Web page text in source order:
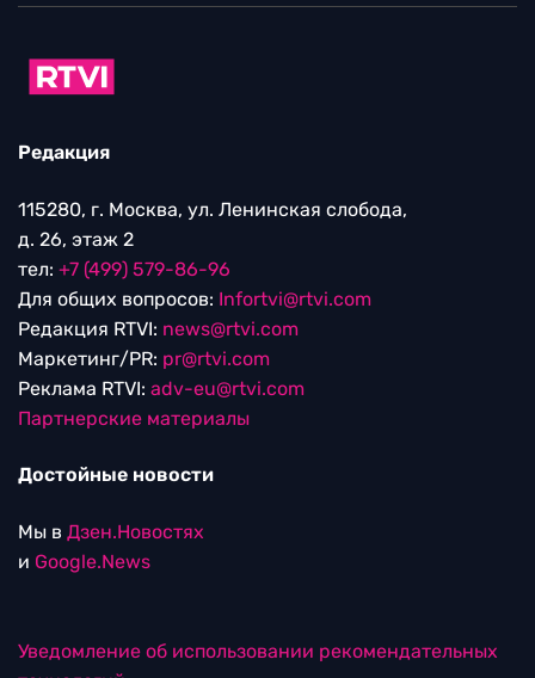
Редакция
115280, г. Москва, ул. Ленинская слобода,
д. 26, этаж 2
тел: +7 (499) 579-86-96
Для общих вопросов: Infortvi@rtvi.com
Редакция RTVI: news@rtvi.com
Маркетинг/PR: pr@rtvi.com
Реклама RTVI: adv-eu@rtvi.com
Партнерские материалы
Достойные новости
Мы в Дзен.Новостях
и Google.News
Уведомление об использовании рекомендательных